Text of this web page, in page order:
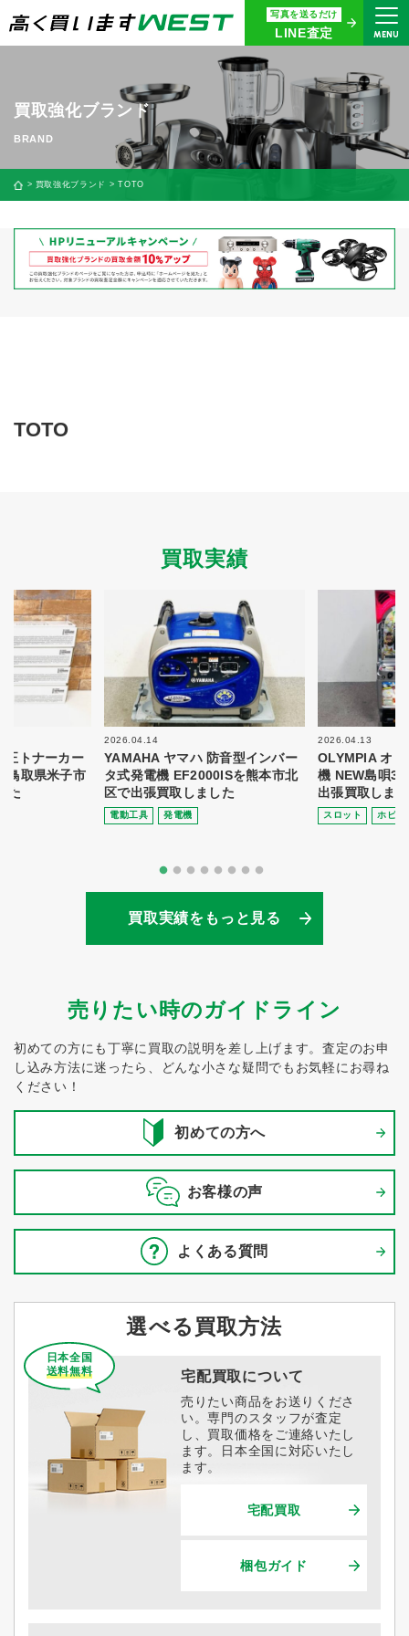
写真を送るだけ
LINE査定 MENU
まずはお気軽にお問い合わせ・
査定をご依頼ください
買取専用ダイヤル
0120-914-094
9:00〜18:30(年中無休)
24時間365日受付
買取に関する質問や相談もすぐにできて便利
簡単操作！LINE査定
新着情報
プライバシーポリシー
規約・同意書
本人確認書類アップロード
梱包
ガイド
法人の
お客様へ
買取強化ブランド
買取強化ブランド TOTO
TOTO
買取実績
トナーカー
鳥取県米子市
た
2026.04.14
YAMAHA ヤマハ 防音型インバー
タ式発電機 EF2000ISを熊本市北
区で出張買取しました
電動⼯具 発電機
2026.04.13
OLYMPIA オ
機 NEW島唄
出張買取しま
スロット ホビー
買取実績をもっと見る
売りたい時のガイドライン
初めての方にも丁寧に買取の説明を差し上げます。査定のお申
し込み方法に迷ったら、どんな小さな疑問でもお気軽にお尋ね
ください！
初めての方へ
お客様の声
よくある質問
選べる買取方法
宅配買取について
日本全国
送料無料
売りたい商品をお送りくださ
い。専門のスタッフが査定
し、買取価格をご連絡いたし
ます。日本全国に対応いたし
ます。
宅配買取
梱包ガイド